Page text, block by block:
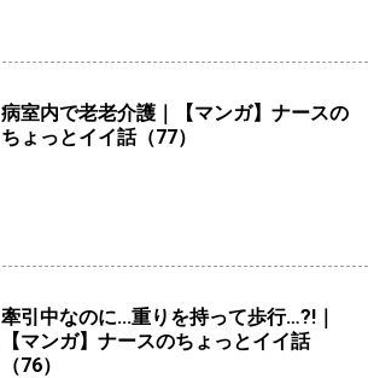
病室内で老老介護｜【マンガ】ナースの
ちょっとイイ話（77）
牽引中なのに...重りを持って歩行…?!｜
【マンガ】ナースのちょっとイイ話
（76）